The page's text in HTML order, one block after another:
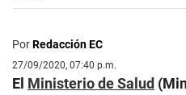
PorRedacción EC
27/09/2020, 07:40 p.m.
El Ministerio de Salud